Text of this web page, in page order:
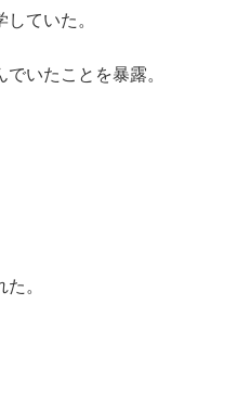
ていた。
いたことを暴露。
。